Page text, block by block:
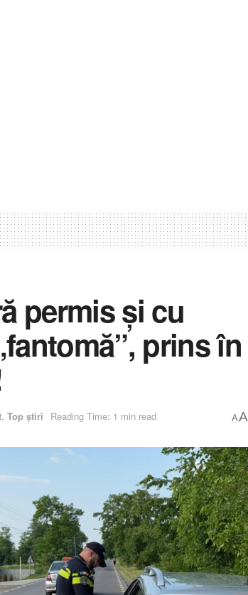
permis și cu
prins în
, Top știri Reading Time: 1 min read AA